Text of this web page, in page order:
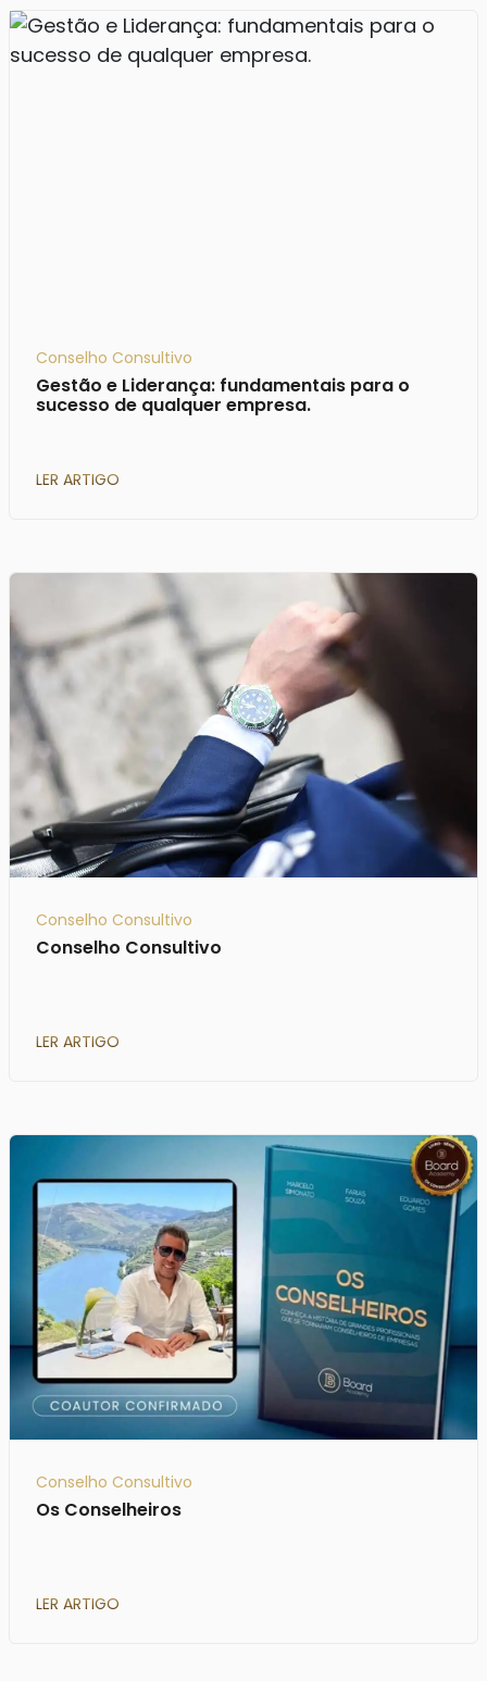
Conselho Consultivo
Gestão e Liderança: fundamentais para o
sucesso de qualquer empresa.
LER ARTIGO
Conselho Consultivo
Conselho Consultivo
LER ARTIGO
Conselho Consultivo
Os Conselheiros
LER ARTIGO